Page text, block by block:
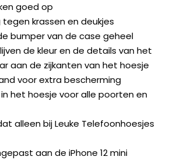
goed op
krassen en deukjes
bumper van de case geheel
de kleur en de details van het
aan de zijkanten van het hoesje
voor extra bescherming
het hoesje voor alle poorten en
alleen bij Leuke Telefoonhoesjes
aan de iPhone 12 mini